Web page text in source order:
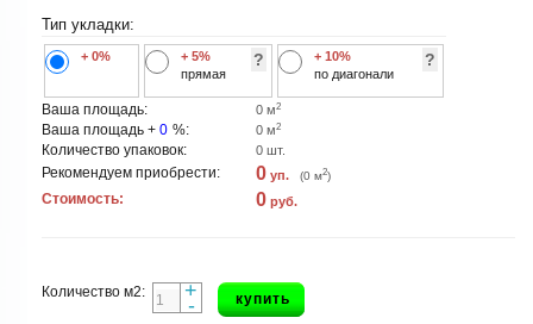
Тип укладки:
+ 0%
+ 5%
прямая
?
+ 10%
по диагонали
?
Ваша площадь: 0 м2
Ваша площадь + 0 %: 0 м2
Количество упаковок: 0 шт.
Рекомендуем приобрести: 0 уп. (0 м2)
Стоимость: 0 руб.
Количество м2: +
- купить